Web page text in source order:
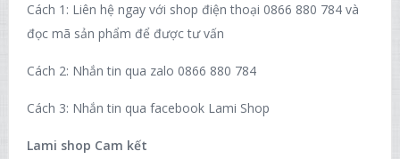
Cách 1: Liên hệ ngay với shop điện thoại 0866 880 784 và
đọc mã sản phẩm để được tư vấn
Cách 2: Nhắn tin qua zalo 0866 880 784
Cách 3: Nhắn tin qua facebook Lami Shop
Lami shop Cam kết